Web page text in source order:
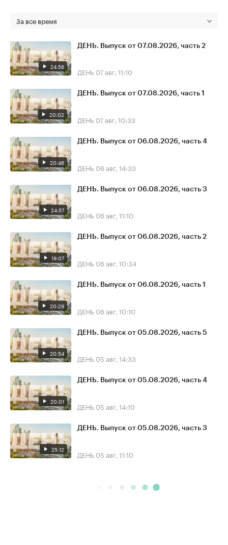
За все время
24:56
ДЕНЬ. Выпуск от 07.08.2026, часть 2
ДЕНЬ 07 авг, 11:10
20:02
ДЕНЬ. Выпуск от 07.08.2026, часть 1
ДЕНЬ 07 авг, 10:33
20:46
ДЕНЬ. Выпуск от 06.08.2026, часть 4
ДЕНЬ 06 авг, 14:33
24:57
ДЕНЬ. Выпуск от 06.08.2026, часть 3
ДЕНЬ 06 авг, 11:10
19:07
ДЕНЬ. Выпуск от 06.08.2026, часть 2
ДЕНЬ 06 авг, 10:34
20:29
ДЕНЬ. Выпуск от 06.08.2026, часть 1
ДЕНЬ 06 авг, 10:10
20:54
ДЕНЬ. Выпуск от 05.08.2026, часть 5
ДЕНЬ 05 авг, 14:33
20:01
ДЕНЬ. Выпуск от 05.08.2026, часть 4
ДЕНЬ 05 авг, 14:10
25:12
ДЕНЬ. Выпуск от 05.08.2026, часть 3
ДЕНЬ 05 авг, 11:10